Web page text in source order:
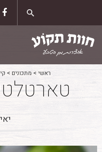
content
ראשי > מתכונים >